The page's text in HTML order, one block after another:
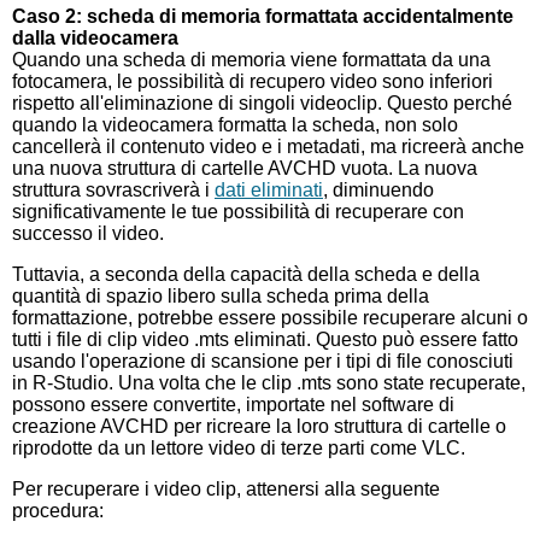
Caso 2: scheda di memoria formattata accidentalmente
dalla videocamera
Quando una scheda di memoria viene formattata da una
fotocamera, le possibilità di recupero video sono inferiori
rispetto all'eliminazione di singoli videoclip. Questo perché
quando la videocamera formatta la scheda, non solo
cancellerà il contenuto video e i metadati, ma ricreerà anche
una nuova struttura di cartelle AVCHD vuota. La nuova
struttura sovrascriverà i dati eliminati, diminuendo
significativamente le tue possibilità di recuperare con
successo il video.
Tuttavia, a seconda della capacità della scheda e della
quantità di spazio libero sulla scheda prima della
formattazione, potrebbe essere possibile recuperare alcuni o
tutti i file di clip video .mts eliminati. Questo può essere fatto
usando l'operazione di scansione per i tipi di file conosciuti
in R-Studio. Una volta che le clip .mts sono state recuperate,
possono essere convertite, importate nel software di
creazione AVCHD per ricreare la loro struttura di cartelle o
riprodotte da un lettore video di terze parti come VLC.
Per recuperare i video clip, attenersi alla seguente
procedura: